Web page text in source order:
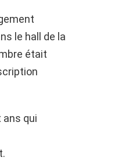
le hall de la
était
ans qui